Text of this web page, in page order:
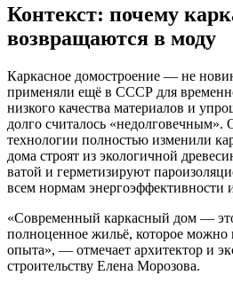
Контекст: почему
возвращаются в моду
Каркасное домостроение — не
применяли ещё в СССР для
низкого качества материалов и
долго считалось «недолговечным».
технологии полностью изменили
дома строят из экологичной
ватой и герметизируют
всем нормам энергоэффективности
«Современный каркасный дом —
полноценное жильё, которое можно
опыта», — отмечает архитектор и
строительству Елена Морозова.